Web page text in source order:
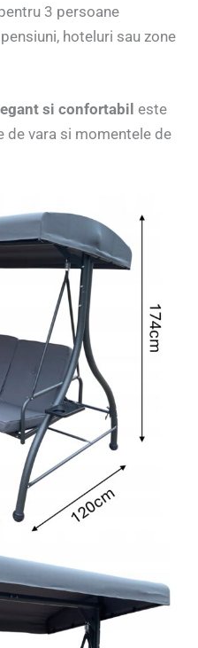
3 persoane
hoteluri sau zone
si confortabil este
de vara si momentele de